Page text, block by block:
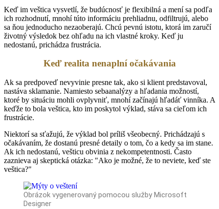
Keď im veštica vysvetlí, že budúcnosť je flexibilná a mení sa podľa
ich rozhodnutí, mnohí túto informáciu prehliadnu, odfiltrujú, alebo
sa ňou jednoducho nezaoberajú. Chcú pevnú istotu, ktorá im zaručí
životný výsledok bez ohľadu na ich vlastné kroky. Keď ju
nedostanú, prichádza frustrácia.
Keď realita nenaplní očakávania
Ak sa predpoveď nevyvinie presne tak, ako si klient predstavoval,
nastáva sklamanie. Namiesto sebaanalýzy a hľadania možností,
ktoré by situáciu mohli ovplyvniť, mnohí začínajú hľadáť vinníka. A
keďže to bola veštica, kto im poskytol výklad, stáva sa cieľom ich
frustrácie.
Niektorí sa sťažujú, že výklad bol príliš všeobecný. Prichádzajú s
očakávaním, že dostanú presné detaily o tom, čo a kedy sa im stane.
Ak ich nedostanú, vešticu obvinia z nekompetentnosti. Často
zaznieva aj skeptická otázka: "Ako je možné, že to neviete, keď ste
veštica?"
Obrázok vygenerovaný pomocou služby Microsoft
Designer